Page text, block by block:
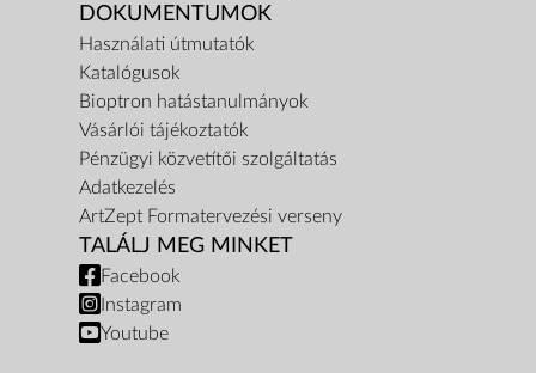
DOKUMENTUMOK
Használati útmutatók
Katalógusok
Bioptron hatástanulmányok
Vásárlói tájékoztatók
Pénzügyi közvetítői szolgáltatás
Adatkezelés
ArtZept Formatervezési verseny
TALÁLJ MEG MINKET
Facebook
Instagram
Youtube